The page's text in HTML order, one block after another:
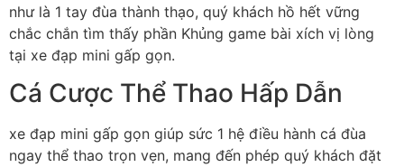
như là 1 tay đùa thành thạo, quý khách hồ hết vững
chắc chắn tìm thấy phần Khủng game bài xích vị lòng
tại xe đạp mini gấp gọn.
Cá Cược Thể Thao Hấp Dẫn
xe đạp mini gấp gọn giúp sức 1 hệ điều hành cá đùa
ngay thể thao trọn vẹn, mang đến phép quý khách đặt